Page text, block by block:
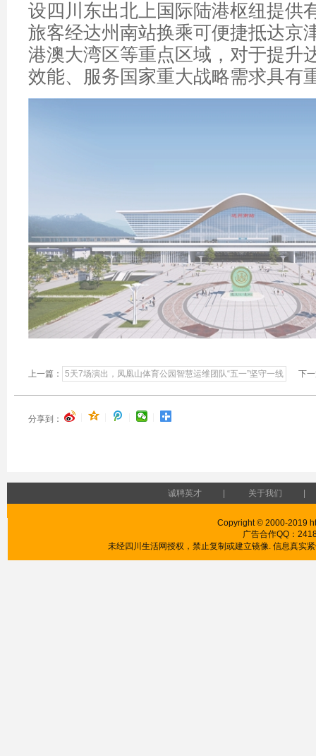
设四川东出北上国际陆港枢纽提供
旅客经达州南站换乘可便捷抵达京
港澳大湾区等重点区域，对于提升
效能、服务国家重大战略需求具有
上一篇： 5天7场演出，凤凰山体育公园智慧运维团队“五一”坚守一线 下一
分享到：
诚聘英才 | 关于我们 |
Copyright © 2000-2019
广告合作QQ：
未经四川生活网授权，禁止复制或建立镜像. 信息真实